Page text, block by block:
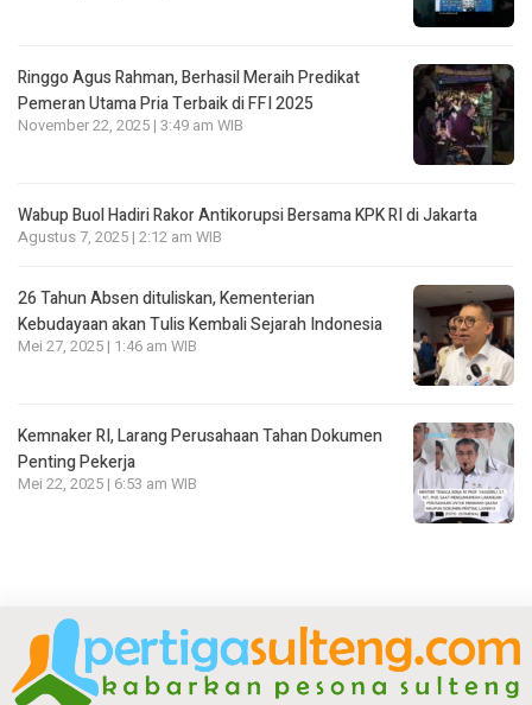
Ringgo Agus Rahman, Berhasil Meraih Predikat
Pemeran Utama Pria Terbaik di FFI 2025
November 22, 2025 | 3:49 am WIB
Wabup Buol Hadiri Rakor Antikorupsi Bersama KPK RI di Jakarta
Agustus 7, 2025 | 2:12 am WIB
26 Tahun Absen dituliskan, Kementerian
Kebudayaan akan Tulis Kembali Sejarah Indonesia
Mei 27, 2025 | 1:46 am WIB
Kemnaker RI, Larang Perusahaan Tahan Dokumen
Penting Pekerja
Mei 22, 2025 | 6:53 am WIB